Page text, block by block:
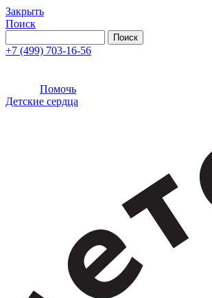
Закрыть
Поиск
+7 (499) 703-16-56
Помочь
Детские сердца